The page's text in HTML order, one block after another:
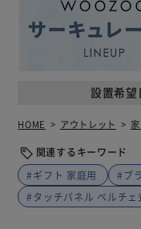
設置希
HOME アウトレット
関連するキーワード
#ギフト 家庭用
#ブ
#タッチパネル ペルチェ